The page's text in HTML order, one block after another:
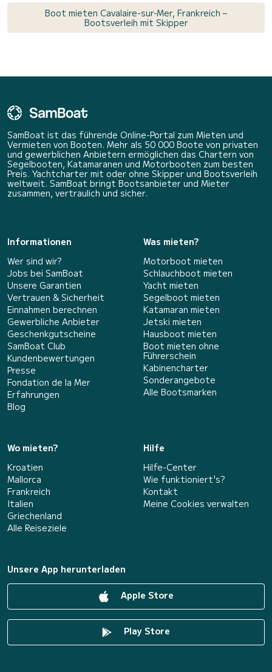
Boot mieten Cavalaire-sur-Mer, Frankreich –
Bootsverleih mit Skipper
SamBoat ist das führende Online-Portal zum Mieten und
Vermieten von Booten. Mehr als 50 000 Boote von privaten
und gewerblichen Anbietern ermöglichen das Chartern von
Segelbooten, Katamaranen und Motorbooten zum besten
Preis. Yachtcharter mit oder ohne Skipper und Bootsverleih
weltweit. SamBoat bringt Bootsanbieter und Mieter
zusammen, vertraulich und sicher.
Informationen
Wer sind wir?
Jobs bei SamBoat
Unsere Garantien
Vertrauen & Sicherheit
Einnahmen berechnen
Gewerbliche Anbieter
Geschenkgutscheine
SamBoat Club
Kundenbewertungen
Presse
Fondation de la Mer
Erfahrungen
Blog
Was mieten?
Motorboot mieten
Schlauchboot mieten
Yacht mieten
Segelboot mieten
Katamaran mieten
Jetski mieten
Hausboot mieten
Boot mieten ohne
Führerschein
Kabinencharter
Sonderangebote
Alle Bootsmarken
Wo mieten?
Kroatien
Mallorca
Frankreich
Italien
Griechenland
Alle Reiseziele
Hilfe
Hilfe-Center
Wie funktioniert's?
Kontakt
Meine Cookies verwalten
Unsere App herunterladen
Apple Store
Play Store